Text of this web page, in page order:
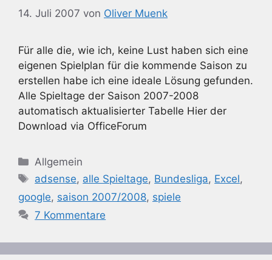
14. Juli 2007 von Oliver Muenk
Für alle die, wie ich, keine Lust haben sich eine
eigenen Spielplan für die kommende Saison zu
erstellen habe ich eine ideale Lösung gefunden.
Alle Spieltage der Saison 2007-2008
automatisch aktualisierter Tabelle Hier der
Download via OfficeForum
Kategorien
Allgemein
Schlagwörter
adsense, alle Spieltage, Bundesliga, Excel,
google, saison 2007/2008, spiele
7 Kommentare